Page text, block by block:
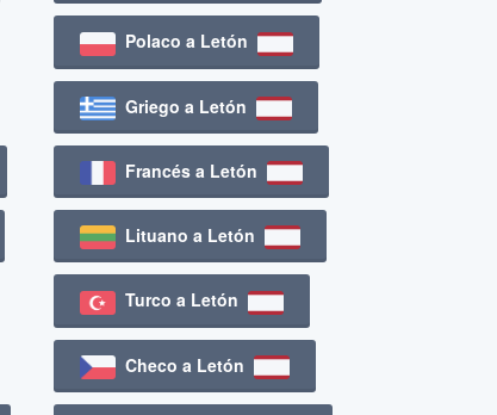
Polaco a Letón
Griego a Letón
Francés a Letón
Lituano a Letón
Turco a Letón
Checo a Letón